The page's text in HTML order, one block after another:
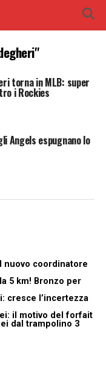
torna in MLB: super
i Rockies
Angels espugnano lo
nuovo coordinatore
5 km! Bronzo per
cresce l’incertezza
il motivo del forfait
dal trampolino 3